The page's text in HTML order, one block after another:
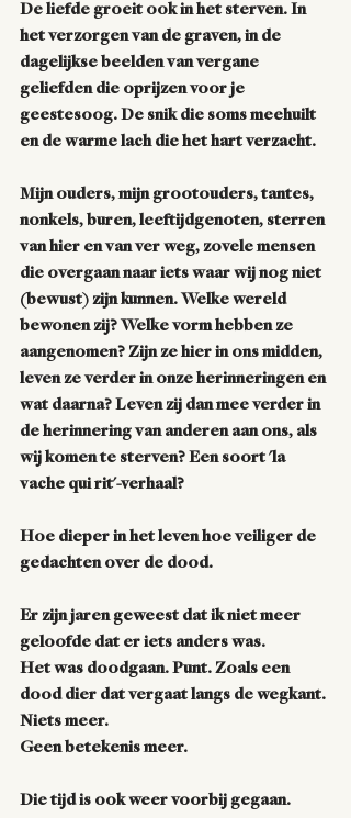
De liefde groeit ook in het sterven. In
het verzorgen van de graven, in de
dagelijkse beelden van vergane
geliefden die oprijzen voor je
geestesoog. De snik die soms meehuilt
en de warme lach die het hart verzacht.
Mijn ouders, mijn grootouders, tantes,
nonkels, buren, leeftijdgenoten, sterren
van hier en van ver weg, zovele mensen
die overgaan naar iets waar wij nog niet
(bewust) zijn kunnen. Welke wereld
bewonen zij? Welke vorm hebben ze
aangenomen? Zijn ze hier in ons midden,
leven ze verder in onze herinneringen en
wat daarna? Leven zij dan mee verder in
de herinnering van anderen aan ons, als
wij komen te sterven? Een soort 'la
vache qui rit'-verhaal?
Hoe dieper in het leven hoe veiliger de
gedachten over de dood.
Er zijn jaren geweest dat ik niet meer
geloofde dat er iets anders was.
Het was doodgaan. Punt. Zoals een
dood dier dat vergaat langs de wegkant.
Niets meer.
Geen betekenis meer.
Die tijd is ook weer voorbij gegaan.